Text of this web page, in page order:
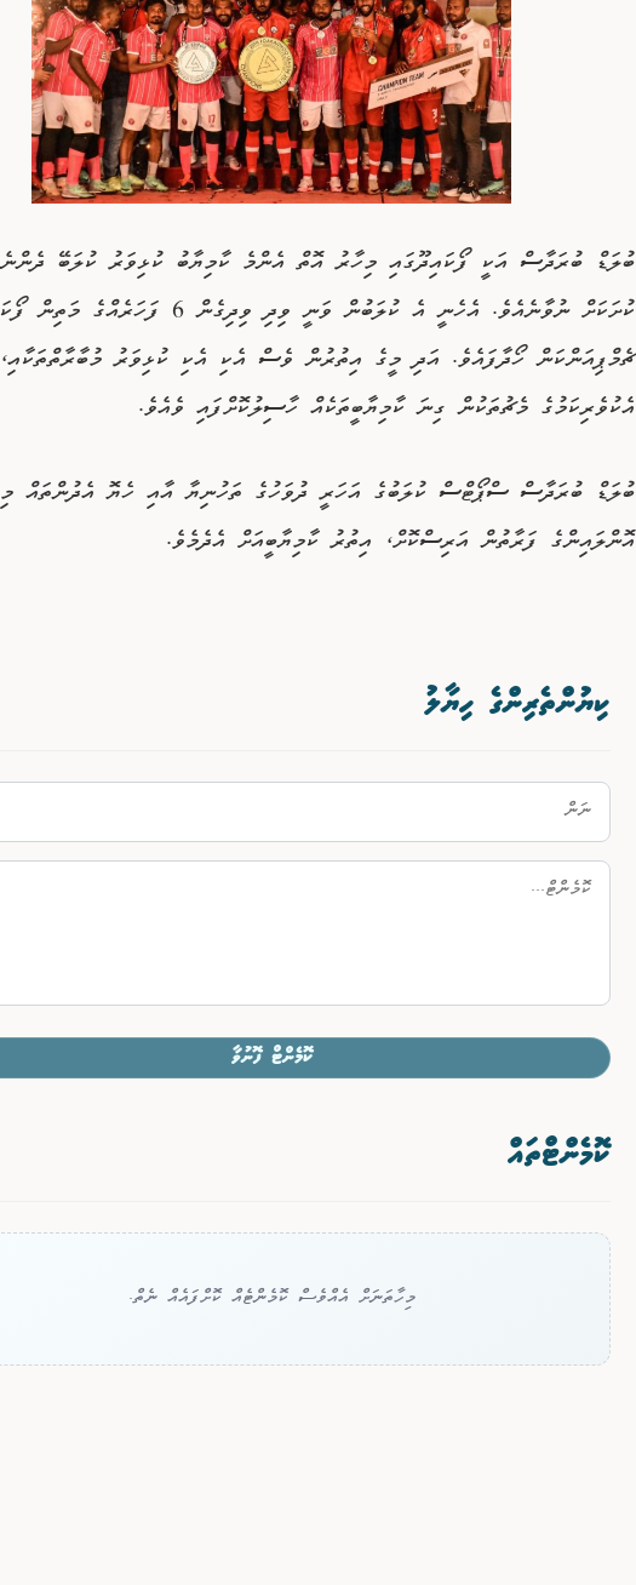
ބުލަޑް ބުރަދާސް އަކީ ފޯކައިދޫގައި މިހާރު އޮތް އެންމެ ކާމިޔާބު ކުޅިވަރު ކުލަބޭ
ކުށަކަށް ނުވާނެއެވެ. އެހެނީ އެ ކުލަބުން ވަނީ ވިދި ވިދިގެން 6
ޗެމްޕިއަންކަން ހޯދާފައެވެ. އަދި މީގެ އިތުރުން ވެސް އެކި އެކި ކުޅިވަރު މުބާރާތްތަކާއި،
އެކުވެރިކަމުގެ މެޗުތަކުން ގިނަ ކާމިޔާބީތަކެއް ހާސިލުކޮށްފައި ވެއެވެ.
ބުލަޑް ބުރަދާސް ސްޕޯޓްސް ކުލަބުގެ އަހަރީ ދުވަހުގެ ތަހުނިޔާ އާއި ހެޔޮ އެދުންތައް
އޮންލައިންގެ ފަރާތުން އަރިސްކޮށް، އިތުރު ކާމިޔާބީއަށް އެދެމެވެ.
ކިޔުންތެރިންގެ ހިޔާލު
ކޮމެންޓް ފޮނުވާ
ކޮމެންޓްތައް
މިހާތަނަށް އެއްވެސް ކޮމެންޓެއް ކޮށްފައެއް ނެތް.